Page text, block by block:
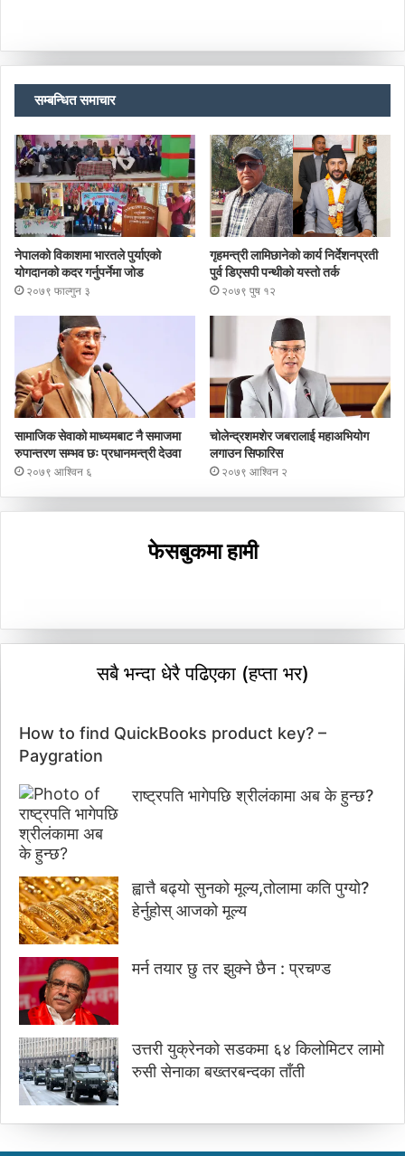
सम्बन्धित समाचार
नेपालको विकाशमा भारतले पुर्याएको
योगदानको कदर गर्नुपर्नेमा जोड
२०७९ फाल्गुन ३
गृहमन्त्री लामिछानेको कार्य निर्देशनप्रती
पुर्व डिएसपी पन्थीको यस्तो तर्क
२०७९ पुष १२
सामाजिक सेवाको माध्यमबाट नै समाजमा
रुपान्तरण सम्भव छः प्रधानमन्त्री देउवा
२०७९ आश्विन ६
चोलेन्द्रशमशेर जबरालाई महाअभियोग
लगाउन सिफारिस
२०७९ आश्विन २
फेसबुकमा हामी
सबै भन्दा धेरै पढिएका (हप्ता भर)
How to find QuickBooks product key? –
Paygration
राष्ट्रपति भागेपछि श्रीलंकामा अब के हुन्छ?
ह्वात्तै बढ्यो सुनको मूल्य,तोलामा कति पुग्यो?
हेर्नुहोस् आजको मूल्य
मर्न तयार छु तर झुक्ने छैन : प्रचण्ड
उत्तरी युक्रेनको सडकमा ६४ किलोमिटर लामो
रुसी सेनाका बख्तरबन्दका ताँती